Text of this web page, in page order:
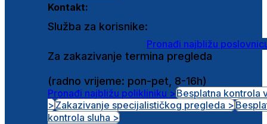
Kontakt:
Služba za korisnike:
Pronađi najbližu
Za zakazivanje termina pregleda
(radno vrijeme: pon-pet, 8-16h)
Pronađi najbližu polikliniku >Besplatna kontrola
>Zakazivanje specijalističkog pregleda >
kontrola sluha >